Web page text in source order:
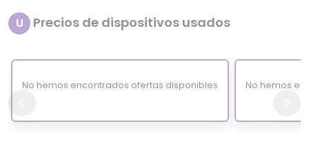
U Precios de dispositivos usados
No hemos encontrados ofertas disponibles No hemos